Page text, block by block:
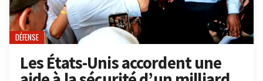
DÉFENSE
Les États-Unis accordent une